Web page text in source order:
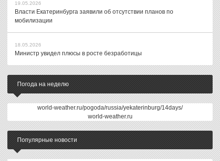
19.05.2026
Власти Екатеринбурга заявили об отсутствии планов по
мобилизации
18.05.2026
Министр увидел плюсы в росте безработицы
Погода на неделю
world-weather.ru/pogoda/russia/yekaterinburg/14days/
world-weather.ru
Популярные новости